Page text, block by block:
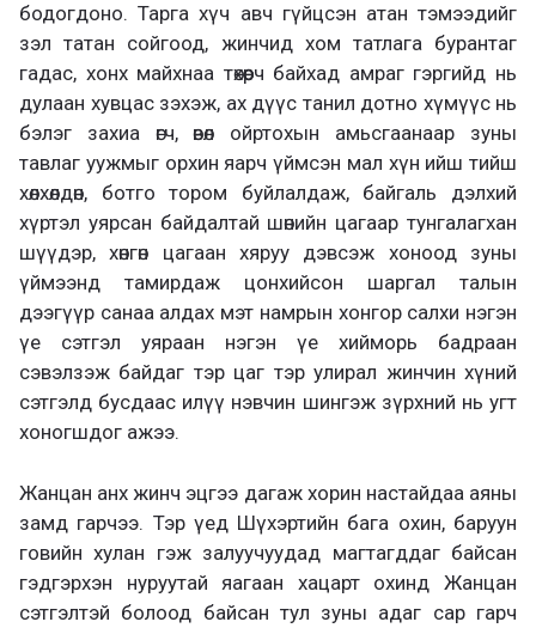
бодогдоно. Тарга хүч авч гүйцсэн атан тэмээдийг
зэл татан сойгоод, жинчид хом татлага бурантаг
гадас, хонх майхнаа төхөөрч байхад амраг гэргийд нь
дулаан хувцас зэхэж, ах дүүс танил дотно хүмүүс нь
бэлэг захиа өгч, өвөл ойртохын амьсгаанаар зуны
тавлаг уужмыг орхин яарч үймсэн мал хүн ийш тийш
хөлхөлдөн, ботго тором буйлалдаж, байгаль дэлхий
хүртэл уярсан байдалтай шөнийн цагаар тунгалагхан
шүүдэр, хөнгөн цагаан хяруу дэвсэж хоноод зуны
үймээнд тамирдаж цонхийсон шаргал талын
дээгүүр санаа алдах мэт намрын хонгор салхи нэгэн
үе сэтгэл уяраан нэгэн үе хийморь бадраан
сэвэлзэж байдаг тэр цаг тэр улирал жинчин хүний
сэтгэлд бусдаас илүү нэвчин шингэж зүрхний нь угт
хоногшдог ажээ.
Жанцан анх жинч эцгээ дагаж хорин настайдаа аяны
замд гарчээ. Тэр үед Шүхэртийн бага охин, баруун
говийн хулан гэж залуучуудад магтагддаг байсан
гэдгэрхэн нуруутай яагаан хацарт охинд Жанцан
сэтгэлтэй болоод байсан тул зуны адаг сар гарч